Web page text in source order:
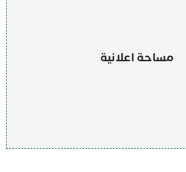
مساحة اعلانية